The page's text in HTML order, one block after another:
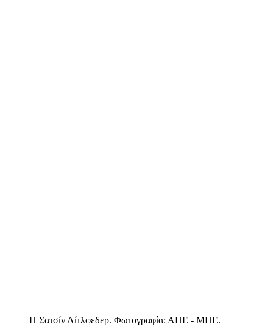
Η Σατσίν Λίτλφεδερ. Φωτογραφία: ΑΠΕ - ΜΠΕ.